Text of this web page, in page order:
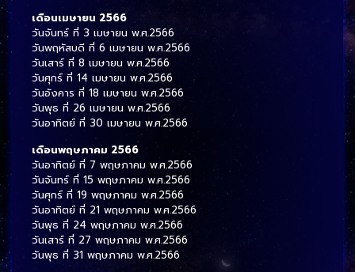
เดือนเมษายน 2566
วันจันทร์ ที่ 3 เมษายน พ.ศ.2566
วันพฤหัสบดี ที่ 6 เมษายน พ.ศ.2566
วันเสาร์ ที่ 8 เมษายน พ.ศ.2566
วันศุกร์ ที่ 14 เมษายน พ.ศ.2566
วันอังคาร ที่ 18 เมษายน พ.ศ.2566
วันพุธ ที่ 26 เมษายน พ.ศ.2566
วันอาทิตย์ ที่ 30 เมษายน พ.ศ.2566
เดือนพฤษภาคม 2566
วันอาทิตย์ ที่ 7 พฤษภาคม พ.ศ.2566
วันจันทร์ ที่ 15 พฤษภาคม พ.ศ.2566
วันศุกร์ ที่ 19 พฤษภาคม พ.ศ.2566
วันอาทิตย์ ที่ 21 พฤษภาคม พ.ศ.2566
วันพุธ ที่ 24 พฤษภาคม พ.ศ.2566
วันเสาร์ ที่ 27 พฤษภาคม พ.ศ.2566
วันพุธ ที่ 31 พฤษภาคม พ.ศ.2566